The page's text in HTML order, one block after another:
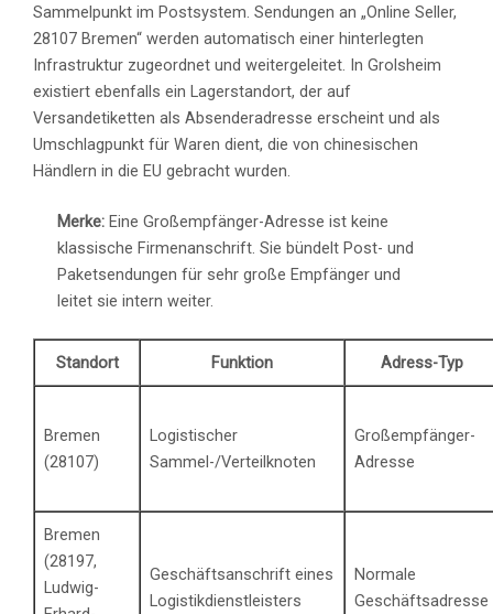
Sammelpunkt im Postsystem. Sendungen an „Online Seller,
28107 Bremen“ werden automatisch einer hinterlegten
Infrastruktur zugeordnet und weitergeleitet. In Grolsheim
existiert ebenfalls ein Lagerstandort, der auf
Versandetiketten als Absenderadresse erscheint und als
Umschlagpunkt für Waren dient, die von chinesischen
Händlern in die EU gebracht wurden.
Merke: Eine Großempfänger-Adresse ist keine
klassische Firmenanschrift. Sie bündelt Post- und
Paketsendungen für sehr große Empfänger und
leitet sie intern weiter.
Standort Funktion Adress-Typ
Bremen
(28107)
Logistischer
Sammel-/Verteilknoten
Großempfänger-
Adresse
Bremen
(28197,
Ludwig-
Geschäftsanschrift eines
Logistikdienstleisters
Normale
Geschäftsadresse